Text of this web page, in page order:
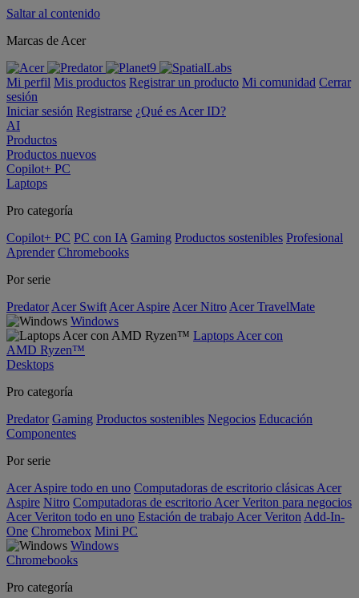
Saltar al contenido
Marcas de Acer
Mi perfil Mis productos Registrar un producto Mi comunidad Cerrar
sesión
Iniciar sesión Registrarse ¿Qué es Acer ID?
AI
Productos
Productos nuevos
Copilot+ PC
Laptops
Pro categoría
Copilot+ PC PC con IA Gaming Productos sostenibles Profesional
Aprender Chromebooks
Por serie
Predator Acer Swift Acer Aspire Acer Nitro Acer TravelMate
Windows
Laptops Acer con
AMD Ryzen™
Desktops
Pro categoría
Predator Gaming Productos sostenibles Negocios Educación
Componentes
Por serie
Acer Aspire todo en uno Computadoras de escritorio clásicas Acer
Aspire Nitro Computadoras de escritorio Acer Veriton para negocios
Acer Veriton todo en uno Estación de trabajo Acer Veriton Add-In-
One Chromebox Mini PC
Windows
Chromebooks
Pro categoría